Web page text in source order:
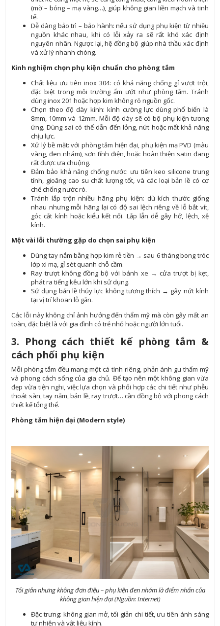
(mờ – bóng – mạ vàng…), giúp không gian liền mạch và tinh
tế.
Dễ dàng bảo trì – bảo hành: nếu sử dụng phụ kiện từ nhiều
nguồn khác nhau, khi có lỗi xảy ra sẽ rất khó xác định
nguyên nhân. Ngược lại, hệ đồng bộ giúp nhà thầu xác định
và xử lý nhanh chóng.
Kinh nghiệm chọn phụ kiện chuẩn cho phòng tắm
Chất liệu ưu tiên inox 304: có khả năng chống gỉ vượt trội,
đặc biệt trong môi trường ẩm ướt như phòng tắm. Tránh
dùng inox 201 hoặc hợp kim không rõ nguồn gốc.
Chọn theo độ dày kính: kính cường lực dùng phổ biến là
8mm, 10mm và 12mm. Mỗi độ dày sẽ có bộ phụ kiện tương
ứng. Dùng sai có thể dẫn đến lỏng, nứt hoặc mất khả năng
chịu lực.
Xử lý bề mặt: với phòng tắm hiện đại, phụ kiện mạ PVD (màu
vàng, đen nhám), sơn tĩnh điện, hoặc hoàn thiện satin đang
rất được ưa chuộng.
Đảm bảo khả năng chống nước: ưu tiên keo silicone trung
tính, gioăng cao su chất lượng tốt, và các loại bản lề có cơ
chế chống nước rò.
Tránh lắp trộn nhiều hãng phụ kiện: dù kích thước giống
nhau nhưng mỗi hãng lại có độ sai lệch riêng về lỗ bắt vít,
góc cắt kính hoặc kiểu kết nối. Lắp lẫn dễ gây hở, lệch, xệ
kính.
Một vài lỗi thường gặp do chọn sai phụ kiện
Dùng tay nắm bằng hợp kim rẻ tiền → sau 6 tháng bong tróc
lớp xi mạ, gỉ sét quanh chỗ cầm.
Ray trượt không đồng bộ với bánh xe → cửa trượt bị kẹt,
phát ra tiếng kêu lớn khi sử dụng.
Sử dụng bản lề thủy lực không tương thích → gây nứt kính
tại vị trí khoan lỗ gắn.
Các lỗi này không chỉ ảnh hưởng đến thẩm mỹ mà còn gây mất an
toàn, đặc biệt là với gia đình có trẻ nhỏ hoặc người lớn tuổi.
3. Phong cách thiết kế phòng tắm &
cách phối phụ kiện
Mỗi phòng tắm đều mang một cá tính riêng, phản ánh gu thẩm mỹ
và phong cách sống của gia chủ. Để tạo nên một không gian vừa
đẹp vừa tiện nghi, việc lựa chọn và phối hợp các chi tiết như phễu
thoát sàn, tay nắm, bản lề, ray trượt… cần đồng bộ với phong cách
thiết kế tổng thể.
Phòng tắm hiện đại (Modern style)
Tối giản nhưng không đơn điệu – phụ kiện đen nhám là điểm nhấn của
không gian hiện đại (Nguồn: Internet)
Đặc trưng: không gian mở, tối giản chi tiết, ưu tiên ánh sáng
tự nhiên và vật liệu kính.